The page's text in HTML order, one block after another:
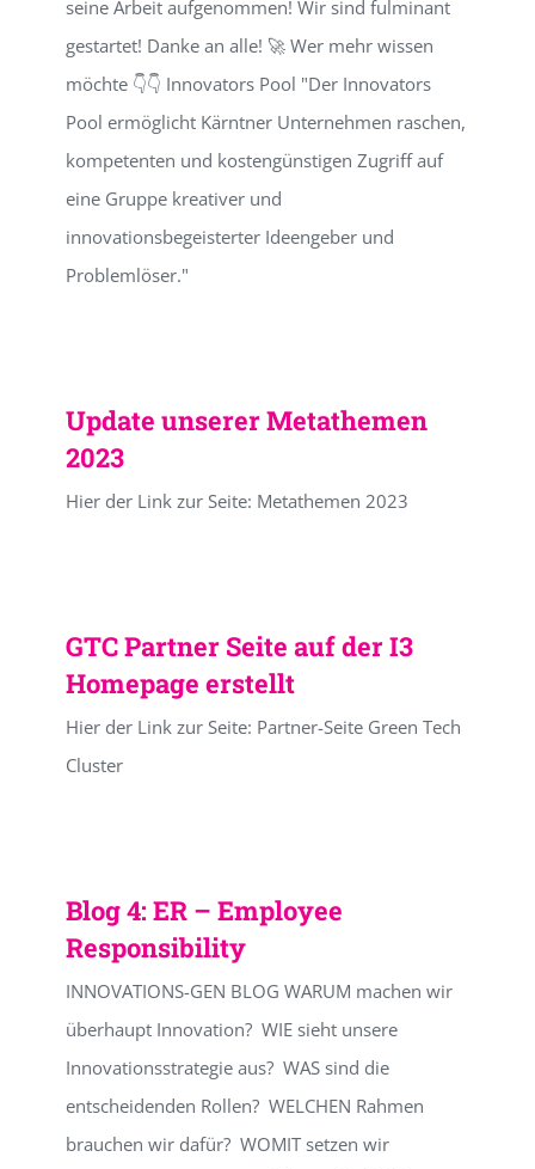
seine Arbeit aufgenommen! Wir sind fulminant
gestartet! Danke an alle! 🚀 Wer mehr wissen
möchte 👇👇 Innovators Pool "Der Innovators
Pool ermöglicht Kärntner Unternehmen raschen,
kompetenten und kostengünstigen Zugriff auf
eine Gruppe kreativer und
innovationsbegeisterter Ideengeber und
Problemlöser."
Update unserer Metathemen
2023
Hier der Link zur Seite: Metathemen 2023
GTC Partner Seite auf der I3
Homepage erstellt
Hier der Link zur Seite: Partner-Seite Green Tech
Cluster
Blog 4: ER – Employee
Responsibility
INNOVATIONS-GEN BLOG WARUM machen wir
überhaupt Innovation? WIE sieht unsere
Innovationsstrategie aus? WAS sind die
entscheidenden Rollen? WELCHEN Rahmen
brauchen wir dafür? WOMIT setzen wir